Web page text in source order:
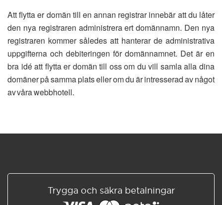
Att flytta er domän till en annan registrar innebär att du låter
den nya registraren administrera ert domännamn. Den nya
registraren kommer således att hanterar de administrativa
uppgifterna och debiteringen för domännamnet. Det är en
bra idé att flytta er domän till oss om du vill samla alla dina
domäner på samma plats eller om du är intresserad av något
av våra webbhotell.
Trygga och säkra betalningar